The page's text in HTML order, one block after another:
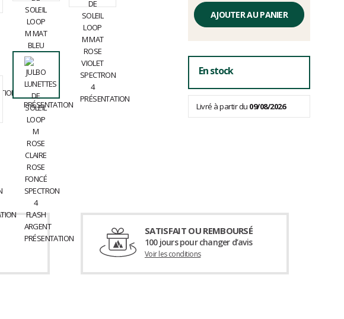
Prix
unitaire,
hors
frais
AJOUTER AU PANIER
En stock
Livré à partir du 09/08/2026
SATISFAIT OU REMBOURSÉ
100 jours pour changer d’avis
Voir les conditions